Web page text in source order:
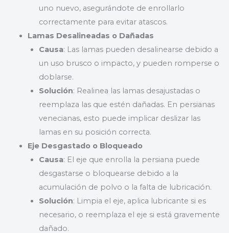
uno nuevo, asegurándote de enrollarlo
correctamente para evitar atascos.
Lamas Desalineadas o Dañadas
Causa: Las lamas pueden desalinearse debido a
un uso brusco o impacto, y pueden romperse o
doblarse.
Solución: Realinea las lamas desajustadas o
reemplaza las que estén dañadas. En persianas
venecianas, esto puede implicar deslizar las
lamas en su posición correcta.
Eje Desgastado o Bloqueado
Causa: El eje que enrolla la persiana puede
desgastarse o bloquearse debido a la
acumulación de polvo o la falta de lubricación.
Solución: Limpia el eje, aplica lubricante si es
necesario, o reemplaza el eje si está gravemente
dañado.